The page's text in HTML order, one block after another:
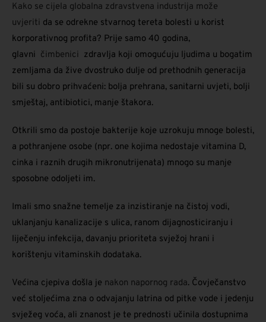
Kako se cijela globalna zdravstvena industrija može
uvjeriti da se odrekne stvarnog tereta bolesti u korist
korporativnog profita? Prije samo 40 godina,
glavni čimbenici zdravlja koji omogućuju ljudima u bogatim
zemljama da žive dvostruko dulje od prethodnih generacija
bili su dobro prihvaćeni: bolja prehrana, sanitarni uvjeti, bolji
smještaj, antibiotici, manje štakora.
Otkrili smo da postoje bakterije koje uzrokuju mnoge bolesti,
a pothranjene osobe (npr. one kojima nedostaje vitamina D,
cinka i raznih drugih mikronutrijenata) mnogo su manje
sposobne odoljeti im.
Imali smo snažne temelje za inzistiranje na čistoj vodi,
uklanjanju kanalizacije s ulica, ranom dijagnosticiranju i
liječenju infekcija, davanju prioriteta svježoj hrani i
korištenju vitaminskih dodataka.
Većina cjepiva došla je nakon napornog rada. Čovječanstvo
već stoljećima zna o odvajanju latrina od pitke vode i jedenju
svježeg voća, ali znanost je te prednosti učinila dostupnima